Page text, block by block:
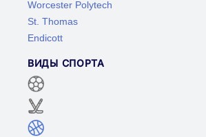
Worcester Polytech
St. Thomas
Endicott
ВИДЫ СПОРТА